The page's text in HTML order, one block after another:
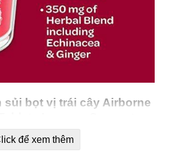
sủi bọt vị trái cây Airborne
cho cơ thể, ngăn ngừa nhiễm
để xem thêm